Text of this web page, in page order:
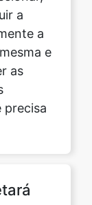
as
precisa
A